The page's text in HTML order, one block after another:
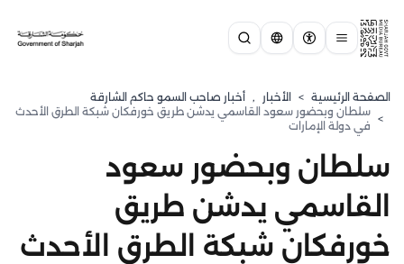
الصفحة الرئيسية > الأخبار , أخبار صاحب السمو حاكم الشارقة
>
سلطان وبحضور سعود القاسمي يدشن طريق خورفكان شبكة الطرق الأحدث
في دولة الإمارات
سلطان وبحضور سعود
القاسمي يدشن طريق
خورفكان شبكة الطرق الأحدث